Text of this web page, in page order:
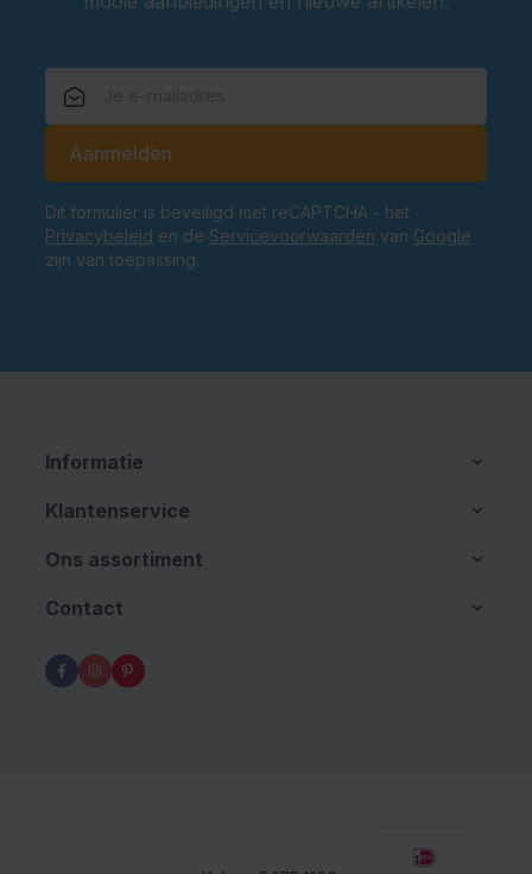
Aanmelden
Dit formulier is beveiligd met reCAPTCHA - het
Privacybeleid en de Servicevoorwaarden van Google
zijn van toepassing.
Informatie
Klantenservice
Ons assortiment
Contact